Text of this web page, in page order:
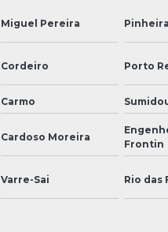
Miguel Pereira
Cordeiro Porto
Carmo
Cardoso Moreira
Frontin
Varre-Sai Rio das